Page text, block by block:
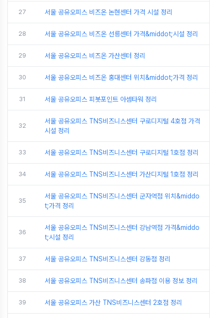
27 서울 공유오피스 비즈온 논현센터 가격 시설 정리
28 서울 공유오피스 비즈온 선릉센터 가격&middot;시설 정리
29 서울 공유오피스 비즈온 가산센터 정리
30 서울 공유오피스 비즈온 홍대센터 위치&middot;가격 정리
31 서울 공유오피스 피봇포인트 아셈타워 정리
32
서울 공유오피스 TNS비즈니스센터 구로디지털 4호점 가격
시설 정리
33 서울 공유오피스 TNS비즈니스센터 구로디지털 1호점 정리
34 서울 공유오피스 TNS비즈니스센터 가산디지털 1호점 정리
35
서울 공유오피스 TNS비즈니스센터 군자역점 위치&middo
t;가격 정리
36
서울 공유오피스 TNS비즈니스센터 강남역점 가격&middo
t;시설 정리
37 서울 공유오피스 TNS비즈니스센터 강동점 정리
38 서울 공유오피스 TNS비즈니스센터 송파점 이용 정보 정리
39 서울 공유오피스 가산 TNS비즈니스센터 2호점 정리